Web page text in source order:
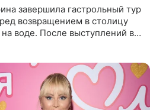
завершила гастрольный тур
возвращением в столицу
воде. После выступлений в